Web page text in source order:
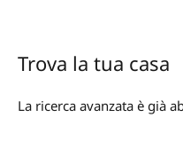
Trova la tua casa
La ricerca avanzata è già